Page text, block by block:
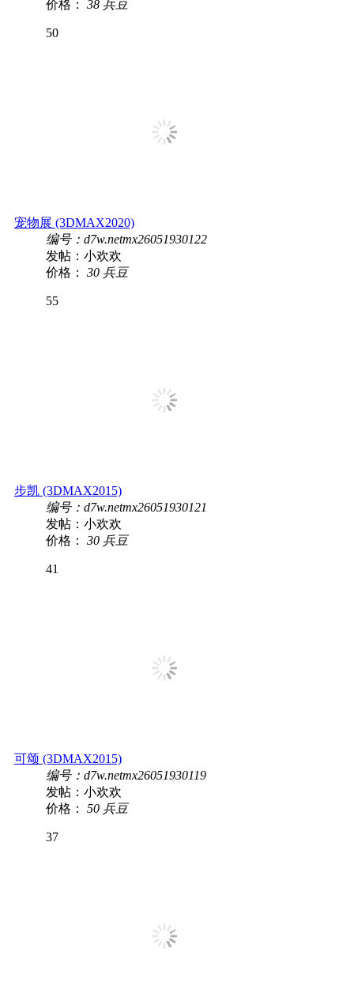
价格： 38 兵豆
50
宠物展 (3DMAX2020)
编号：d7w.netmx26051930122
发帖：小欢欢
价格：
30 兵豆
55
步凯 (3DMAX2015)
编号：d7w.netmx26051930121
发帖：小欢欢
价格：
30 兵豆
41
可颂 (3DMAX2015)
编号：d7w.netmx26051930119
发帖：小欢欢
价格：
50 兵豆
37